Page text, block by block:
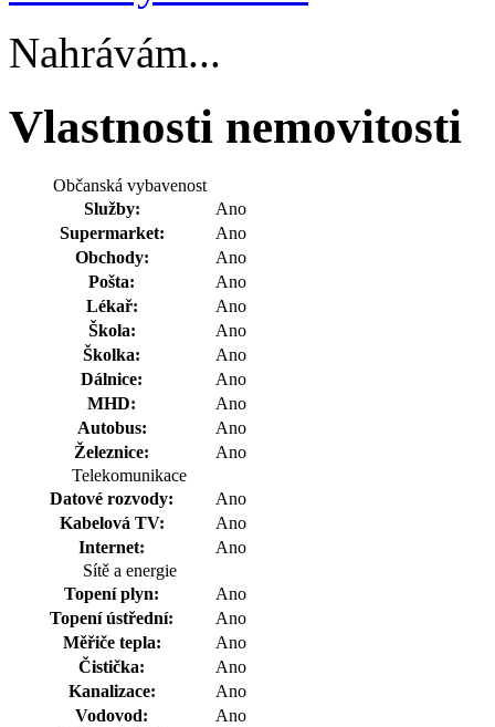
Nahrávám...
Vlastnosti nemovitosti
Občanská vybavenost
Služby:
Ano
Supermarket:
Ano
Obchody:
Ano
Pošta:
Ano
Lékař:
Ano
Škola:
Ano
Školka:
Ano
Dálnice:
Ano
MHD:
Ano
Autobus:
Ano
Železnice:
Ano
Telekomunikace
Datové rozvody:
Ano
Kabelová TV:
Ano
Internet:
Ano
Sítě a energie
Topení plyn:
Ano
Topení ústřední:
Ano
Měřiče tepla:
Ano
Čistička:
Ano
Kanalizace:
Ano
Vodovod:
Ano